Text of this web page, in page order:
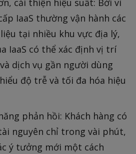
cải thiện hiệu suất: Bởi vì
IaaS thường vận hành các
tại nhiều khu vực địa lý,
IaaS có thể xác định vị trí
dịch vụ gần người dùng
độ trễ và tối đa hóa hiệu
phản hồi: Khách hàng có
nguyên chỉ trong vài phút,
ý tưởng mới một cách